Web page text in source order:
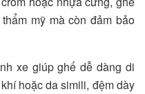
mỹ mà còn đảm bảo
xe giúp ghế dễ dàng di
hoặc da simili, đệm dày